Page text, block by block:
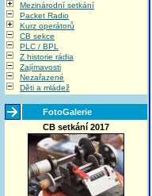
Mezinárodní setkání
Packet Radio
Kurz operátorů
CB sekce
PLC / BPL
Z historie rádia
Zajímavosti
Nezařazené
Děti a mládež
FotoGalerie
CB setkání 2017